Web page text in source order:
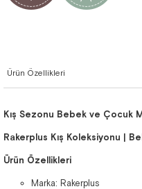
Ürün Özellikleri
Kış Sezonu Bebek ve Çocuk
Rakerplus Kış Koleksiyonu |
Ürün Özellikleri
Marka: Rakerplus